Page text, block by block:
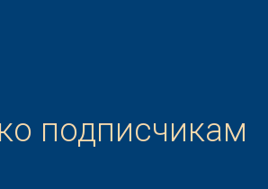
подписчикам